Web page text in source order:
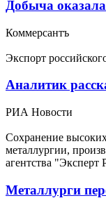
Добыча
Коммерсантъ
Экспорт
Аналитик
РИА Новости
Сохранение
металлургии,
агентства
Металлурги